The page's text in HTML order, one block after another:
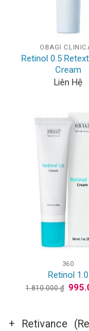
OBAGI
Retinol 0.5
Cream
Liên Hệ
360
Retinol 1.0
1.810.000₫ Giá
+ Retivance